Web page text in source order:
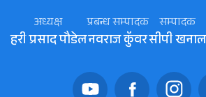
अध्यक्ष
हरी प्रसाद पौडेल
प्रबन्ध सम्पादक
नवराज कॅुवर
सम्पादक
सीपी खनाल